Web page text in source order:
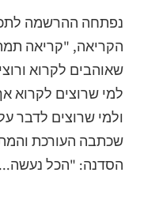
נפתחה ההרשמה
הקריאה, "קריאה
שאוהבים לקרוא
למי שרוצים לקרוא
ולמי שרוצים לדבר
שכתבה העורכת
הסדנה: "הכל נעשה...